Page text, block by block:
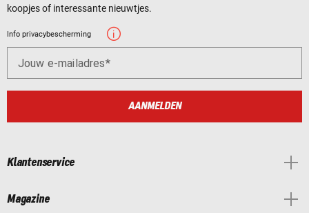
koopjes of interessante nieuwtjes.
Info privacybescherming
Jouw e-mailadres
AANMELDEN
Klantenservice
Magazine